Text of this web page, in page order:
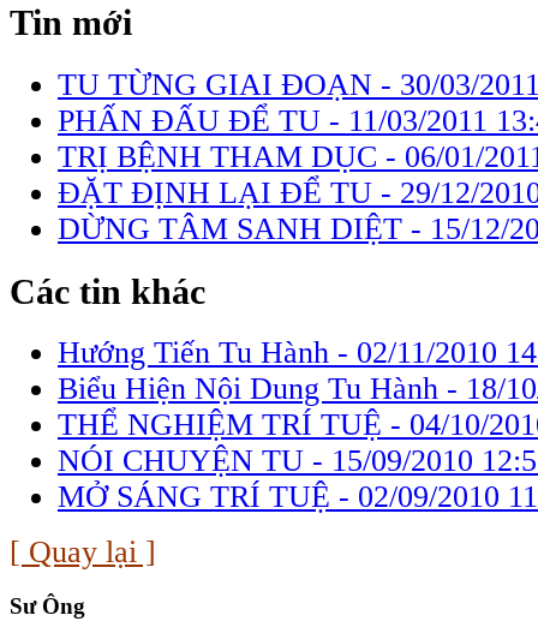
Tin mới
TU TỪNG GIAI ĐOẠN - 30/03/
PHẤN ĐẤU ĐỂ TU - 11/03/2011
TRỊ BỆNH THAM DỤC - 06/01/
ĐẶT ĐỊNH LẠI ĐỂ TU - 29/12/
DỪNG TÂM SANH DIỆT - 15/12/
Các tin khác
Hướng Tiến Tu Hành - 02/11/2010
Biểu Hiện Nội Dung Tu Hành - 18/
THỂ NGHIỆM TRÍ TUỆ - 04/10/
NÓI CHUYỆN TU - 15/09/2010
MỞ SÁNG TRÍ TUỆ - 02/09/2010
[ Quay lại ]
Sư Ông